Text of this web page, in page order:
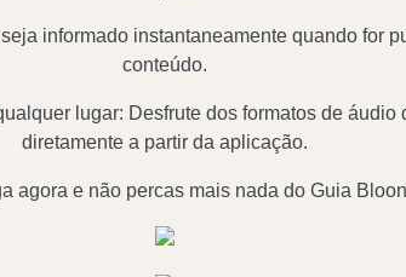
informado instantaneamente quando for
conteúdo.
lugar: Desfrute dos formatos de áudio
diretamente a partir da aplicação.
agora e não percas mais nada do Guia